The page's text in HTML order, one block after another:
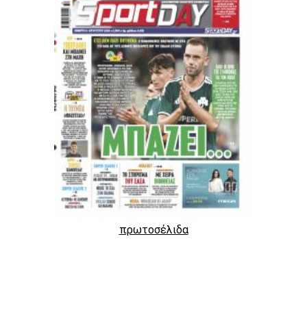
πρωτοσέλιδα